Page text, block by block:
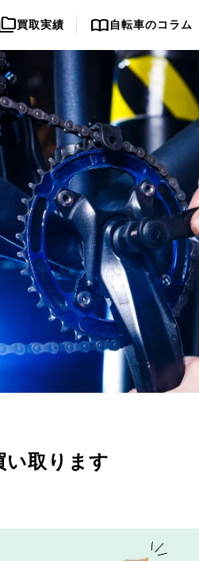
買取実績 import_contacts自転車のコラム
い取ります